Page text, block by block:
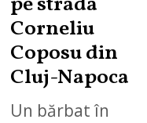
Corneliu
Coposu din
Cluj-Napoca
Un bărbat în